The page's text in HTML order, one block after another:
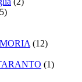
(12)
(1)